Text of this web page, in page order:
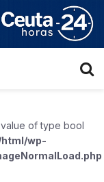
of type bool
wp-